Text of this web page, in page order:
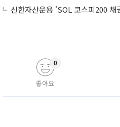
신한자산운용 'SOL 코스피200
좋아요
0